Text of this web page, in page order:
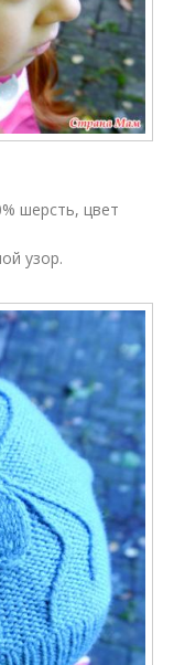
шерсть, цвет
узор.